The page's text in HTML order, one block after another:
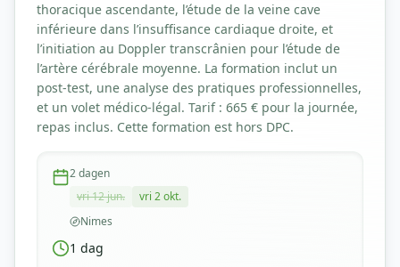
thoracique ascendante, l’étude de la veine cave
inférieure dans l’insuffisance cardiaque droite, et
l’initiation au Doppler transcrânien pour l’étude de
l’artère cérébrale moyenne. La formation inclut un
post-test, une analyse des pratiques professionnelles,
et un volet médico-légal. Tarif : 665 € pour la journée,
repas inclus. Cette formation est hors DPC.
2dagen
vri 12 jun.
vri 2 okt.
Nimes
1 dag